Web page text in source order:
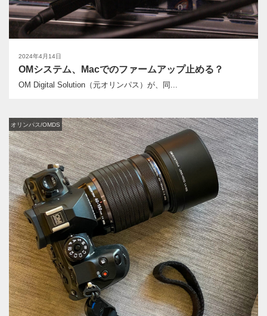
2024年4月14日
OMシステム、Macでのファームアップ止める？
OM Digital Solution（元オリンパス）が、同...
オリンパス/OMDS